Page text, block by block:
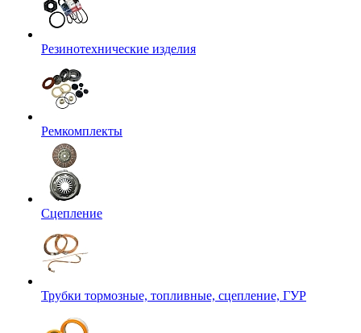
Резинотехнические изделия
Ремкомплекты
Сцепление
Трубки тормозные, топливные, сцепление, ГУР